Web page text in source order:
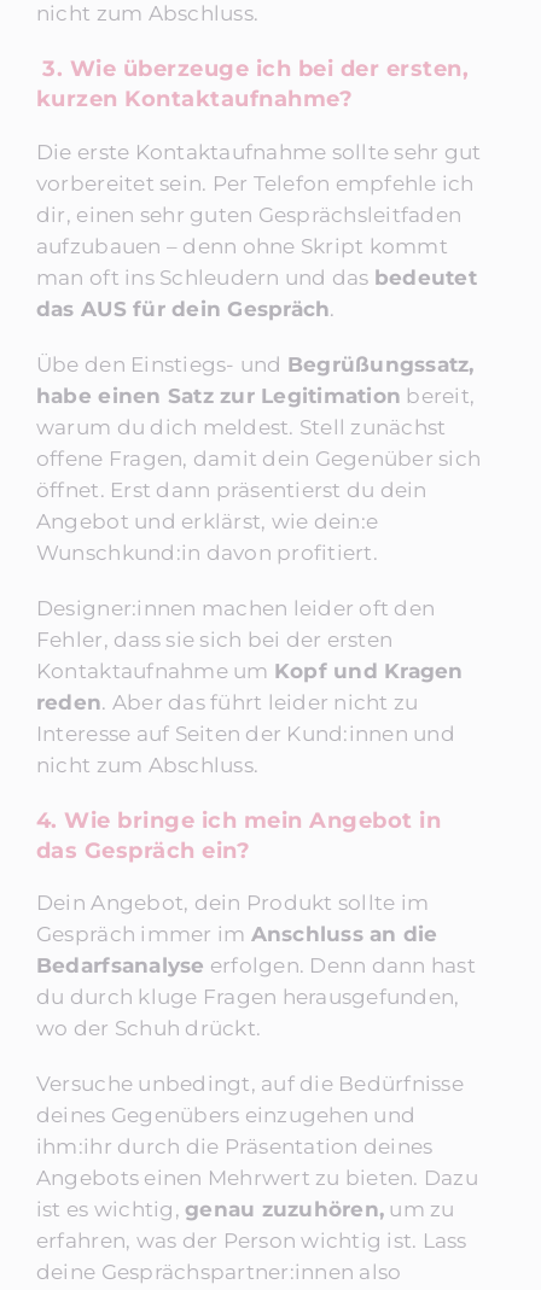
nicht zum Abschluss.
3. Wie überzeuge ich bei der ersten,
kurzen Kontaktaufnahme?
Die erste Kontaktaufnahme sollte sehr gut
vorbereitet sein. Per Telefon empfehle ich
dir, einen sehr guten Gesprächsleitfaden
aufzubauen – denn ohne Skript kommt
man oft ins Schleudern und das bedeutet
das AUS für dein Gespräch.
Übe den Einstiegs- und Begrüßungssatz,
habe einen Satz zur Legitimation bereit,
warum du dich meldest. Stell zunächst
offene Fragen, damit dein Gegenüber sich
öffnet. Erst dann präsentierst du dein
Angebot und erklärst, wie dein:e
Wunschkund:in davon profitiert.
Designer:innen machen leider oft den
Fehler, dass sie sich bei der ersten
Kontaktaufnahme um Kopf und Kragen
reden. Aber das führt leider nicht zu
Interesse auf Seiten der Kund:innen und
nicht zum Abschluss.
4. Wie bringe ich mein Angebot in
das Gespräch ein?
Dein Angebot, dein Produkt sollte im
Gespräch immer im Anschluss an die
Bedarfsanalyse erfolgen. Denn dann hast
du durch kluge Fragen herausgefunden,
wo der Schuh drückt.
Versuche unbedingt, auf die Bedürfnisse
deines Gegenübers einzugehen und
ihm:ihr durch die Präsentation deines
Angebots einen Mehrwert zu bieten. Dazu
ist es wichtig,genau zuzuhören, um zu
erfahren, was der Person wichtig ist. Lass
deine Gesprächspartner:innen also